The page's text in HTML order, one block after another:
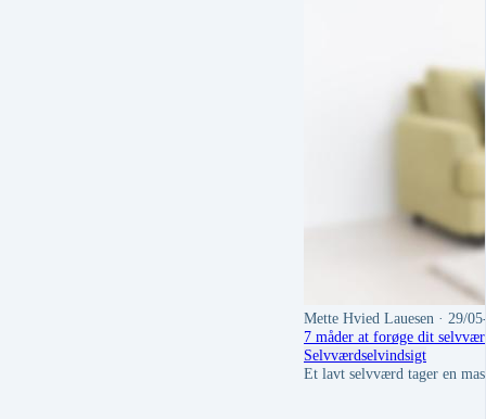
Mette Hvied Lauesen · 29/
7 måder at forøge dit
Selvværdselvindsigt
Et lavt selvværd tager en